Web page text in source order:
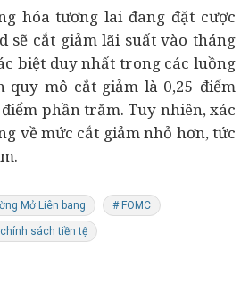
hóa tương lai đang đặt cược
sẽ cắt giảm lãi suất vào tháng
biệt duy nhất trong các luồng
quy mô cắt giảm là 0,25 điểm
phần trăm. Tuy nhiên, xác
về mức cắt giảm nhỏ hơn, tức
Mở Liên bang # FOMC
sách tiền tệ